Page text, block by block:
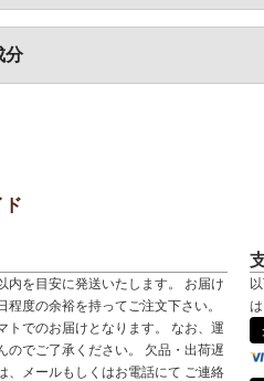
分
ド
内を目安に発送いたします。 お届け
程度の余裕を持ってご注文下さい。
トでのお届けとなります。 なお、運
のでご了承ください。 欠品・出荷遅
、メールもしくはお電話にて ご連絡